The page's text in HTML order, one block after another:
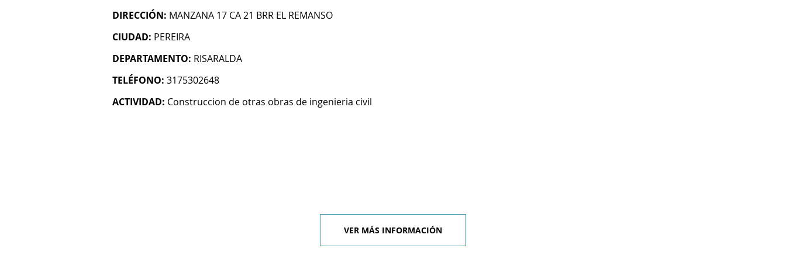
DIRECCIÓN: MANZANA 17 CA 21 BRR EL REMANSO
CIUDAD: PEREIRA
DEPARTAMENTO: RISARALDA
TELÉFONO: 3175302648
ACTIVIDAD: Construccion de otras obras de ingenieria civil
VER MÁS INFORMACIÓN